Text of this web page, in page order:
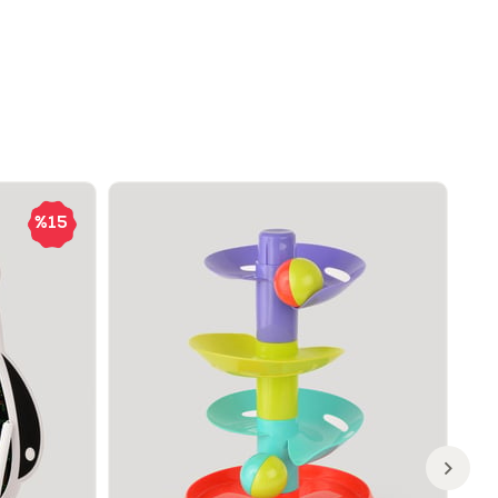
destekleyen dengeli yapı
için güvenli ve dayanıklı malzeme
yürümeye geçiş sürecini oyunla destekler. İtme
denge kurma ve koordinasyon becerileri gelişir. Hareketli
neden–sonuç ilişkisi kavranır, motor beceriler ve dikkat
Uygun?
üzeri çocuklar
%15